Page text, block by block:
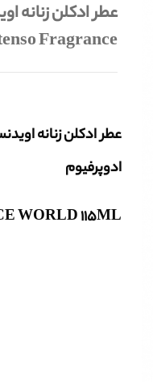
Fragrance
عطر ادکلن زنانه
ادوپرفیوم
WORLD 115ML